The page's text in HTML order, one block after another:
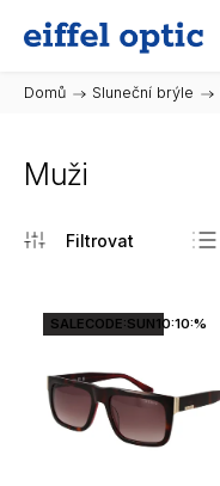
Domů / Sluneční brýle /
Muži
SALECODE:SUN10:10:%